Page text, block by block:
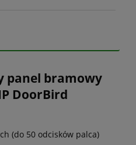
panel bramowy
DoorBird
(do 50 odcisków palca)